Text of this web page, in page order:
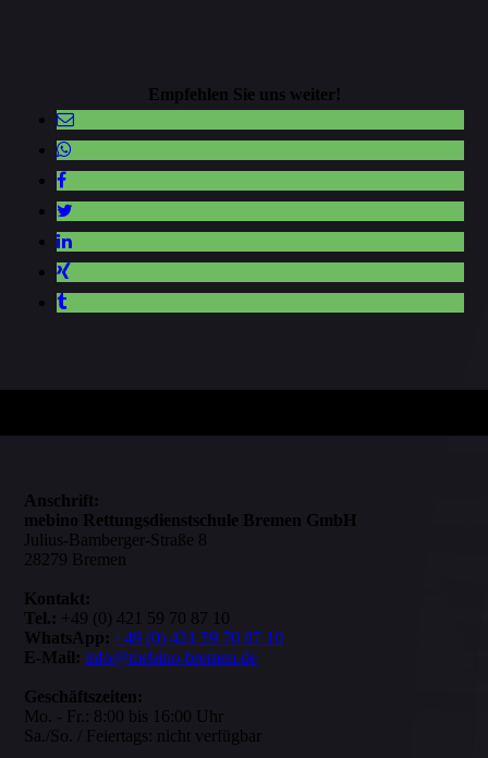
Empfehlen Sie uns weiter!
Anschrift:
mebino Rettungsdienstschule Bremen GmbH
Julius-Bamberger-Straße 8
28279 Bremen
Kontakt:
Tel.: +49 (0) 421 59 70 87 10
WhatsApp:+49 (0) 421 59 70 87 10
E-Mail: info@mebino-bremen.de
Geschäftszeiten:
Mo. - Fr.: 8:00 bis 16:00 Uhr
Sa./So. / Feiertags: nicht verfügbar